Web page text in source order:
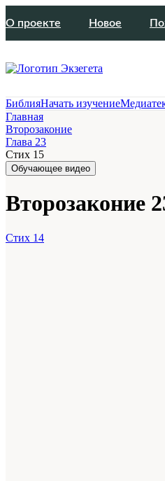
О проекте Новое
БиблияНачать изучение
Главная
Второзаконие
Глава 23
Стих 15
Обучающее видео
Второзаконие
Стих 14